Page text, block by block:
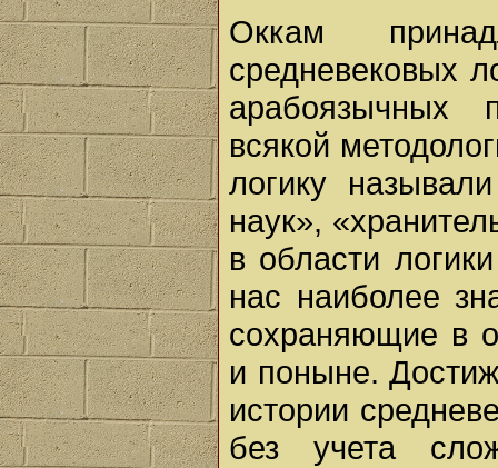
Оккам
средневековых
арабоязычных
всякой
логику
наук»,
в области
нас наиболее
сохраняющие в
и поныне.
истории
без учета